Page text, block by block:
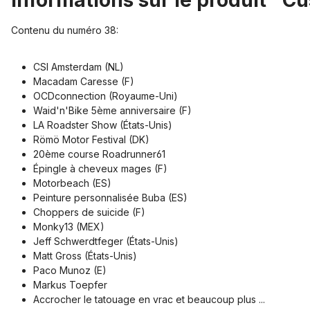
Contenu du numéro 38:
CSI Amsterdam (NL)
Macadam Caresse (F)
OCDconnection (Royaume-Uni)
Waid'n'Bike 5ème anniversaire (F)
LA Roadster Show (États-Unis)
Römö Motor Festival (DK)
20ème course Roadrunner61
Épingle à cheveux mages (F)
Motorbeach (ES)
Peinture personnalisée Buba (ES)
Choppers de suicide (F)
Monky13 (MEX)
Jeff Schwerdtfeger (États-Unis)
Matt Gross (États-Unis)
Paco Munoz (E)
Markus Toepfer
Accrocher le tatouage en vrac et beaucoup plus ...